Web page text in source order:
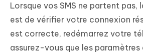
Lorsque vos SMS ne partent pas,
est de vérifier votre connexion
est correcte, redémarrez votre
assurez-vous que les